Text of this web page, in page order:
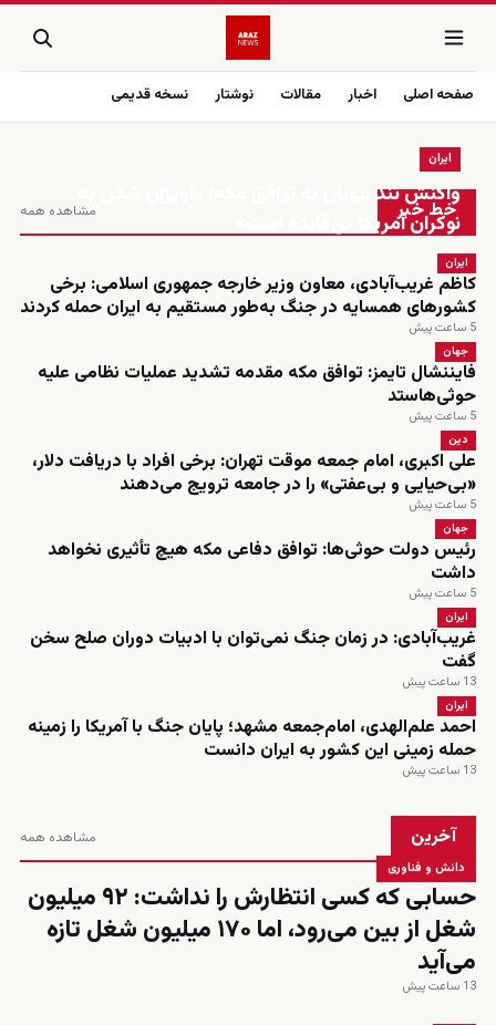
صفحه اصلی اخبار مقالات نوشتار نسخه قدیمی
زنده
خط خبر مشاهده همه
ایران
واکنش تند نبویان به توافق مکه؛ «آویزان شدن به
نوکران آمریکا بی‌فایده است»
ایران
کاظم غریب‌آبادی، معاون وزیر خارجه جمهوری اسلامی: برخی
کشورهای همسایه در جنگ به‌طور مستقیم به ایران حمله کردند
5 ساعت پیش
جهان
فایننشال تایمز: توافق مکه مقدمه تشدید عملیات نظامی علیه
حوثی‌هاستد
5 ساعت پیش
دین
علی اکبری، امام جمعه موقت تهران: برخی افراد با دریافت دلار،
«بی‌حیایی و بی‌عفتی» را در جامعه ترویج می‌دهند
5 ساعت پیش
جهان
رئیس دولت حوثی‌ها: توافق دفاعی مکه هیچ تأثیری نخواهد
داشت
5 ساعت پیش
ایران
غریب‌آبادی: در زمان جنگ نمی‌توان با ادبیات دوران صلح سخن
گفت
13 ساعت پیش
ایران
احمد علم‌الهدی، امام‌جمعه مشهد؛ پایان جنگ با آمریکا را زمینه
حمله زمینی این کشور به ایران دانست
13 ساعت پیش
آخرین مشاهده همه
دانش و فناوری
حسابی که کسی انتظارش را نداشت: ۹۲ میلیون
شغل از بین می‌رود، اما ۱۷۰ میلیون شغل تازه
می‌آید
13 ساعت پیش